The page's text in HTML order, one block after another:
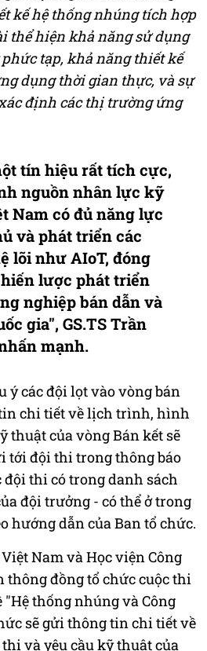
kế hệ thống nhúng tích hợp
thể hiện khả năng sử dụng
tạp, khả năng thiết kế
dụng thời gian thực, và sự
định các thị trường ứng
tín hiệu rất tích cực,
nguồn nhân lực kỹ
Nam có đủ năng lực
và phát triển các
lõi như AIoT, đóng
lược phát triển
nghiệp bán dẫn và
gia", GS.TS Trần
mạnh.
ý các đội lọt vào vòng bán
chi tiết về lịch trình, hình
thuật của vòng Bán kết sẽ
tới đội thi trong thông báo
đội thi có trong danh sách
đội trưởng - có thể ở trong
hướng dẫn của Ban tổ chức.
Nam và Học viện Công
đồng tổ chức cuộc thi
"Hệ thống nhúng và Công
sẽ gửi thông tin chi tiết về
và yêu cầu kỹ thuật của